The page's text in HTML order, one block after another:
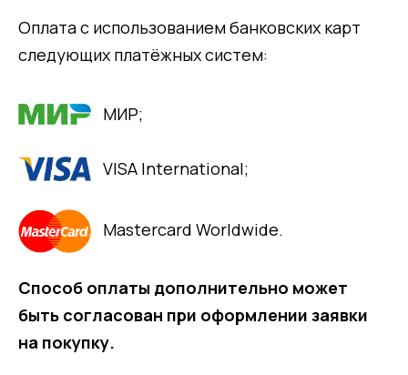
Оплата с использованием банковских карт
следующих платёжных систем:
МИР;
VISA International;
Mastercard Worldwide.
Способ оплаты дополнительно может
быть согласован при оформлении заявки
на покупку.